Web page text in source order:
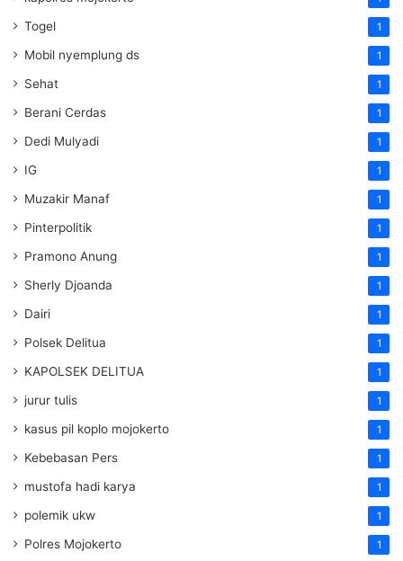
Togel 1
Mobil nyemplung ds 1
Sehat 1
Berani Cerdas 1
Dedi Mulyadi 1
IG 1
Muzakir Manaf 1
Pinterpolitik 1
Pramono Anung 1
Sherly Djoanda 1
Dairi 1
Polsek Delitua 1
KAPOLSEK DELITUA 1
jurur tulis 1
kasus pil koplo mojokerto 1
Kebebasan Pers 1
mustofa hadi karya 1
polemik ukw 1
Polres Mojokerto 1